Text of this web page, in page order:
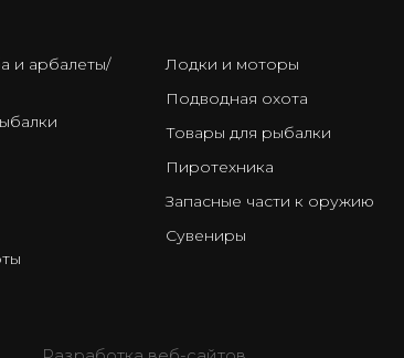
и арбалеты/
Лодки и моторы
Подводная охота
Товары для рыбалки
Пиротехника
Запасные части к оружию
Сувениры